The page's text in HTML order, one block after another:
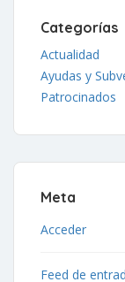
Categorías
Actualidad
Ayudas y
Patrocinados
Meta
Acceder
Feed de